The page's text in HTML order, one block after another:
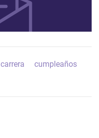
carrera
cumpleaños